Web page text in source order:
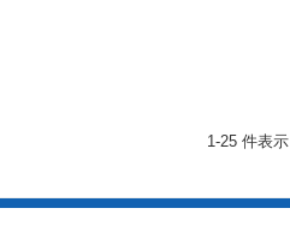
1-25 件表示